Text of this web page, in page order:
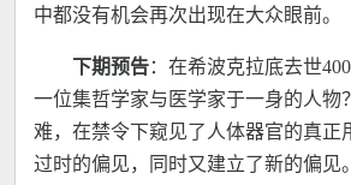
中都没有机会再次出现在大众眼前。
下期预告：在希波克拉底去世
一位集哲学家与医学家于一身的人物
难，在禁令下窥见了人体器官的真正
过时的偏见，同时又建立了新的偏见